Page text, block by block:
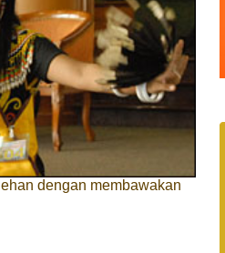
dengan membawakan